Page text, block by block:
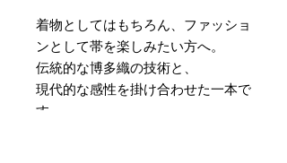
着物としてはもちろん、ファッショ
ンとして帯を楽しみたい方へ。
伝統的な博多織の技術と、
現代的な感性を掛け合わせた一本で
す。